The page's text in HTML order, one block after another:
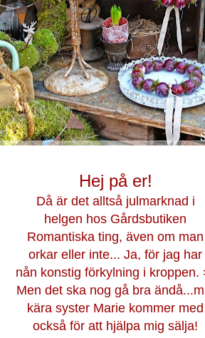
Hej på er!
Då är det alltså julmarknad i
helgen hos Gårdsbutiken
Romantiska ting, även om man
orkar eller inte... Ja, för jag har
nån konstig förkylning i kroppen.
Men det ska nog gå bra
kära syster Marie kommer med
också för att hjälpa mig sälja!